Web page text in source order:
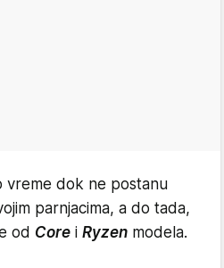
vreme dok ne postanu
parnjacima, a do tada,
od Core i Ryzen modela.